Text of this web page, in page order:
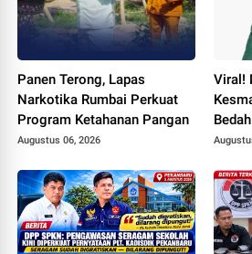
Panen Terong, Lapas
Narkotika Rumbai Perkuat
Program Ketahanan Pangan
Augustus 06, 2026
Viral!
Dunia